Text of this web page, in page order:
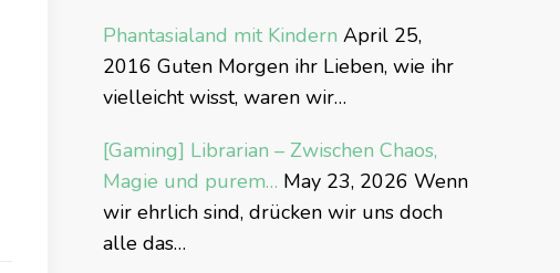
Phantasialand mit Kindern April 25,
2016 Guten Morgen ihr Lieben, wie ihr
vielleicht wisst, waren wir…
[Gaming] Librarian – Zwischen Chaos,
Magie und purem… May 23, 2026 Wenn
wir ehrlich sind, drücken wir uns doch
alle das…